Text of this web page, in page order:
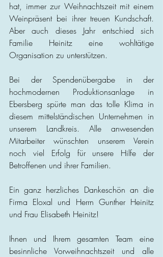
hat, immer zur Weihnachtszeit mit einem
Weinpräsent bei ihrer treuen Kundschaft.
Aber auch dieses Jahr entschied sich
Familie Heinitz eine wohltätige
Organisation zu unterstützen.
Bei der Spendenübergabe in der
hochmodernen Produktionsanlage in
Ebersberg spürte man das tolle Klima in
diesem mittelständischen Unternehmen in
unserem Landkreis. Alle anwesenden
Mitarbeiter wünschten unserem Verein
noch viel Erfolg für unsere Hilfe der
Betroffenen und ihrer Familien.
Ein ganz herzliches Dankeschön an die
Firma Eloxal und Herrn Gunther Heinitz
und Frau Elisabeth Heinitz!
Ihnen und Ihrem gesamten Team eine
besinnliche Vorweihnachtszeit und alle